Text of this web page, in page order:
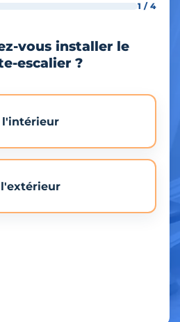
1 / 4
vous installer le
escalier ?
l'intérieur